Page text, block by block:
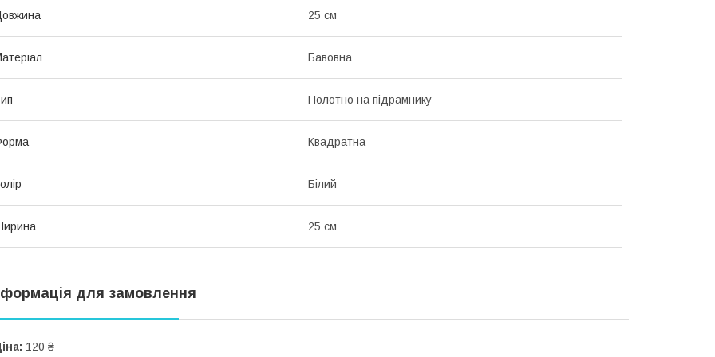
25 см
Бавовна
Полотно на підрамнику
Квадратна
Білий
25 см
для замовлення
120 ₴